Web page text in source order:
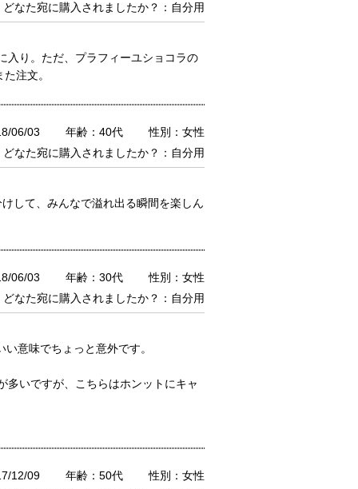
どなた宛に購入されましたか？：自分用
入り。ただ、プラフィーユショコラの
注文。
06/03 年齢：40代
性別：女性
どなた宛に購入されましたか？：自分用
して、みんなで溢れ出る瞬間を楽しん
06/03 年齢：30代
性別：女性
どなた宛に購入されましたか？：自分用
意味でちょっと意外です。
多いですが、こちらはホンットにキャ
12/09 年齢：50代
性別：女性